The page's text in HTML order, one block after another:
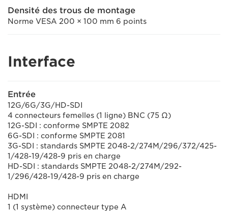
Densité des trous de montage
Norme VESA 200 × 100 mm 6 points
Interface
Entrée
12G/6G/3G/HD-SDI
4 connecteurs femelles (1 ligne) BNC (75 Ω)
12G-SDI : conforme SMPTE 2082
6G-SDI : conforme SMPTE 2081
3G-SDI : standards SMPTE 2048-2/274M/296/372/425-
1/428-19/428-9 pris en charge
HD-SDI : standards SMPTE 2048-2/274M/292-
1/296/428-19/428-9 pris en charge
HDMI
1 (1 système) connecteur type A